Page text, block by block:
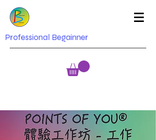
Professional Begainner